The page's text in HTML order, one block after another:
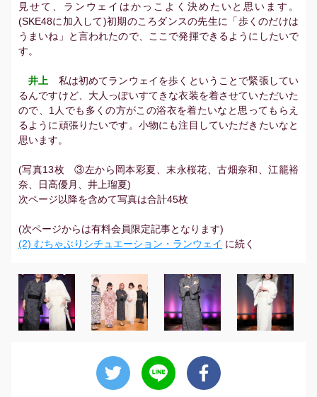
見せて、ランウェイはかっこよく決めたいと思います。
(SKE48に加入して)初期のころダンスの先生に「歩くのだけは
うまいね」と言われたので、ここで発揮できるようにしたいで
す。
井上 私は初めてランウェイを歩くということで緊張してい
るんですけど、大人っぽいすてきな衣装を着させていただいた
ので、1人でも多くの方がこの浴衣を着たいなと思ってもらえ
るように頑張りたいです。小物にも注目していただきたいなと
思います。
(写真13枚 ③左から岡本彩夏、末永桜花、古畑奈和、江籠裕
奈、日高優月、井上瑠夏)
次ページ以降を含めて写真は合計45枚
(次ページからは有料会員限定記事となります)
(2) むちゃぶりシチュエーション・ランウェイ に続く